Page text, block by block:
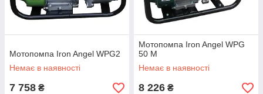
Мотопомпа Iron Angel WPG2
Немає в наявності
7 758 ₴
Мотопомпа Iron Angel WPG
50 M
Немає в наявності
8 226 ₴